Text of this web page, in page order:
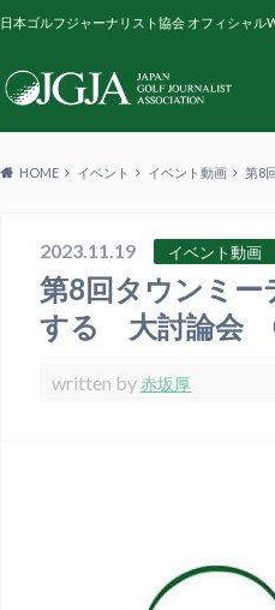
日本ゴルフジャーナリスト協会 オフィシャ
HOME イベント イベント動画 第8
2023.11.19 イベント動画
第8回タウンミ
する 大討論
written by赤坂厚